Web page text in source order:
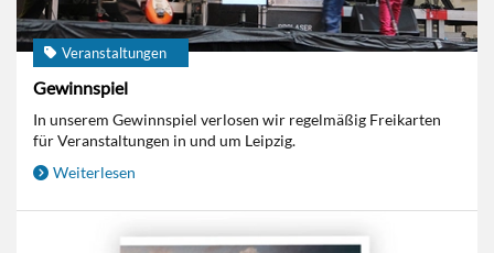
Veranstaltungen
Gewinnspiel
In unserem Gewinnspiel verlosen wir regelmäßig Freikarten
für Veranstaltungen in und um Leipzig.
Weiterlesen